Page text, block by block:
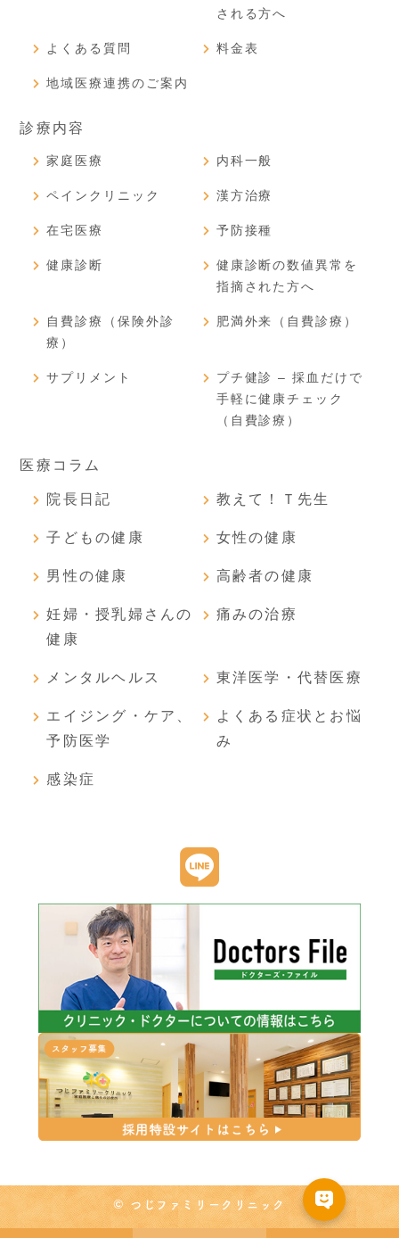
される方へ
よくある質問 料金表
地域医療連携のご案内
診療内容
家庭医療 内科一般
ペインクリニック 漢方治療
在宅医療 予防接種
健康診断
健康診断の数値異常を
指摘された方へ
自費診療（保険外診
療）
肥満外来（自費診療）
サプリメント
プチ健診 – 採血だけで
手軽に健康チェック
（自費診療）
医療コラム
院長日記 教えて！Ｔ先生
子どもの健康 女性の健康
男性の健康 高齢者の健康
妊婦・授乳婦さんの
健康
痛みの治療
メンタルヘルス 東洋医学・代替医療
エイジング・ケア、
予防医学
よくある症状とお悩
み
感染症
© つじファミリークリニック